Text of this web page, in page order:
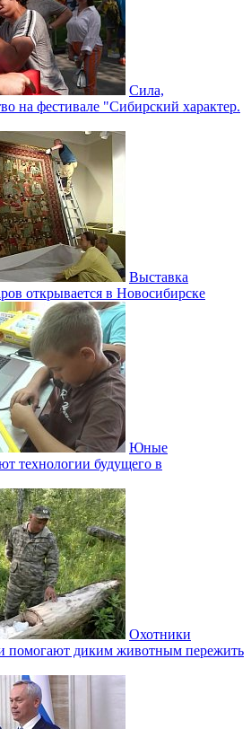
Сила,
на фестивале "Сибирский характер.
Выставка
открывается в Новосибирске
Юные
технологии будущего в
Охотники
помогают диким животным пережить